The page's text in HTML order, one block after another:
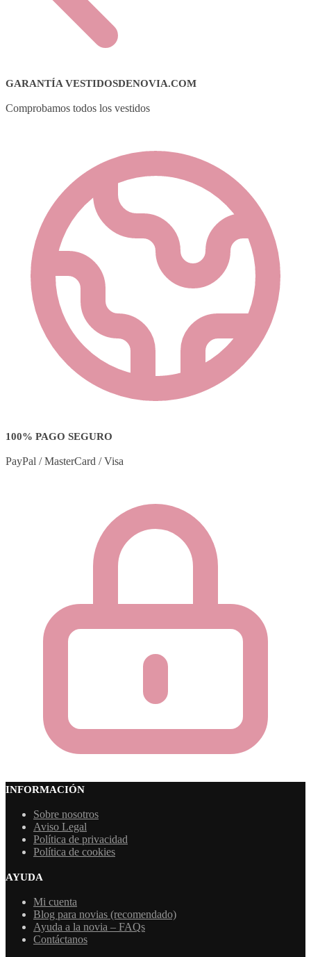
GARANTÍA VESTIDOSDENOVIA.COM
Comprobamos todos los vestidos
100% PAGO SEGURO
PayPal / MasterCard / Visa
INFORMACIÓN
Sobre nosotros
Aviso Legal
Política de privacidad
Política de cookies
AYUDA
Mi cuenta
Blog para novias (recomendado)
Ayuda a la novia – FAQs
Contáctanos